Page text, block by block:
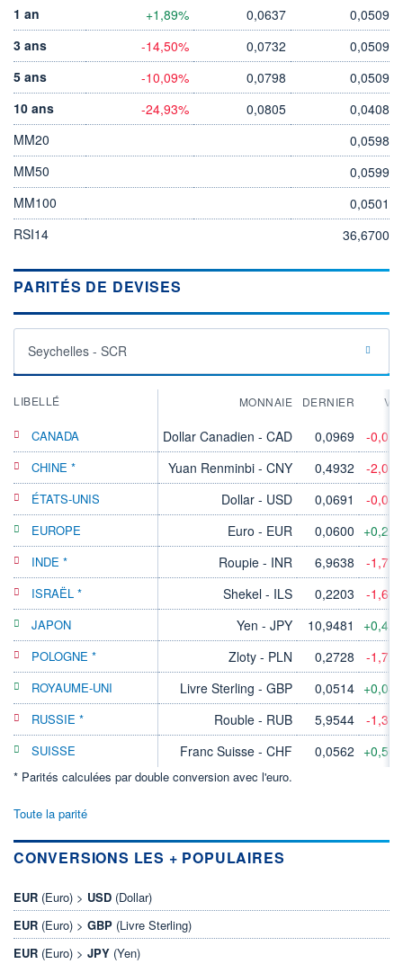
1 an
+1,89% 0,0637
0,0509
3 ans
-14,50% 0,0732
0,0509
5 ans
-10,09% 0,0798
0,0509
10 ans
-24,93% 0,0805
0,0408
MM20
0,0598
MM50
0,0599
MM100
0,0501
RSI14
36,6700
PARITÉS DE DEVISES
Seychelles - SCR
LIBELLÉ MONNAIE DERNIER
CANADA Dollar Canadien - CAD 0,0969 -
CHINE * Yuan Renminbi - CNY 0,4932 -
ÉTATS-UNIS Dollar - USD 0,0691 -
EUROPE Euro - EUR 0,0600
INDE * Roupie - INR 6,9638 -
ISRAËL * Shekel - ILS 0,2203 -
JAPON Yen - JPY 10,9481
POLOGNE * Zloty - PLN 0,2728 -
ROYAUME-UNI Livre Sterling - GBP 0,0514
RUSSIE * Rouble - RUB 5,9544 -
SUISSE Franc Suisse - CHF 0,0562
* Parités calculées par double conversion avec l'euro.
Toute la parité
CONVERSIONS LES + POPULAIRES
EUR (Euro) > USD (Dollar)
EUR (Euro) > GBP (Livre Sterling)
EUR (Euro) > JPY (Yen)